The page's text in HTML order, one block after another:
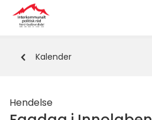
Interkommunalt
politisk
Nord-
Du
Kalender
Hendelse